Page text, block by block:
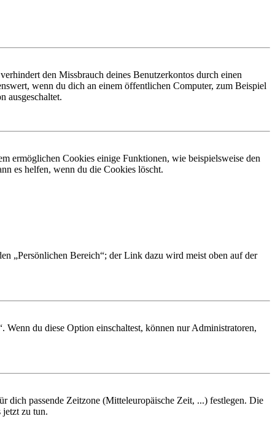
den Missbrauch deines Benutzerkontos durch einen
wenn du dich an einem öffentlichen Computer, zum Beispiel
ausgeschaltet.
ermöglichen Cookies einige Funktionen, wie beispielsweise den
es helfen, wenn du die Cookies löscht.
„Persönlichen Bereich“; der Link dazu wird meist oben auf der
du diese Option einschaltest, können nur Administratoren,
dich passende Zeitzone (Mitteleuropäische Zeit, ...) festlegen. Die
jetzt zu tun.